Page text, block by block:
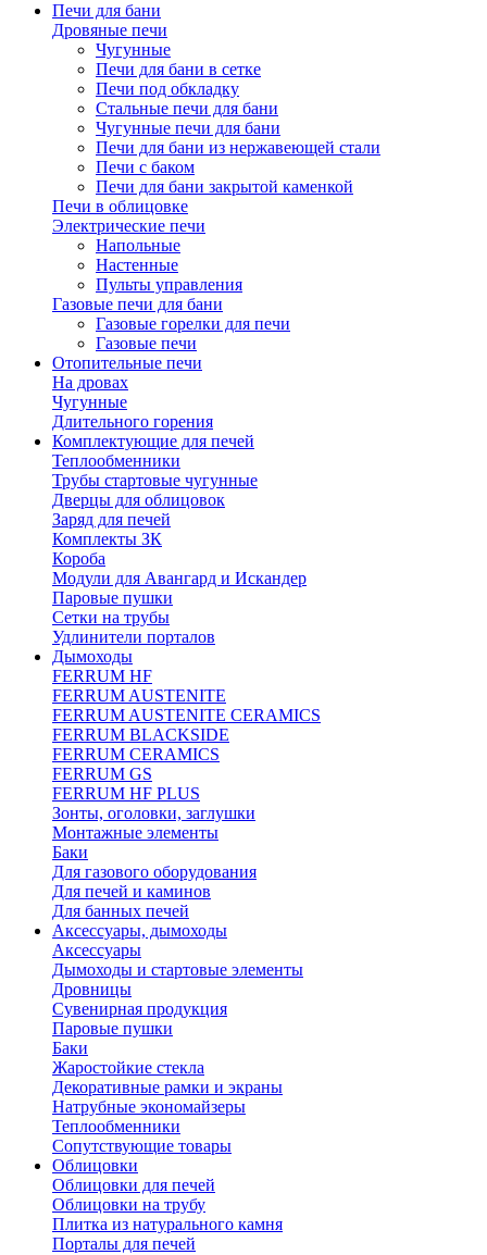
Печи для бани
Дровяные печи
Чугунные
Печи для бани в сетке
Печи под обкладку
Стальные печи для бани
Чугунные печи для бани
Печи для бани из нержавеющей стали
Печи с баком
Печи для бани закрытой каменкой
Печи в облицовке
Электрические печи
Напольные
Настенные
Пульты управления
Газовые печи для бани
Газовые горелки для печи
Газовые печи
Отопительные печи
На дровах
Чугунные
Длительного горения
Комплектующие для печей
Теплообменники
Трубы стартовые чугунные
Дверцы для облицовок
Заряд для печей
Комплекты ЗК
Короба
Модули для Авангард и Искандер
Паровые пушки
Сетки на трубы
Удлинители порталов
Дымоходы
FERRUM HF
FERRUM AUSTENITE
FERRUM AUSTENITE CERAMICS
FERRUM BLACKSIDE
FERRUM CERAMICS
FERRUM GS
FERRUM HF PLUS
Зонты, оголовки, заглушки
Монтажные элементы
Баки
Для газового оборудования
Для печей и каминов
Для банных печей
Аксессуары, дымоходы
Аксессуары
Дымоходы и стартовые элементы
Дровницы
Сувенирная продукция
Паровые пушки
Баки
Жаростойкие стекла
Декоративные рамки и экраны
Натрубные экономайзеры
Теплообменники
Сопутствующие товары
Облицовки
Облицовки для печей
Облицовки на трубу
Плитка из натурального камня
Порталы для печей